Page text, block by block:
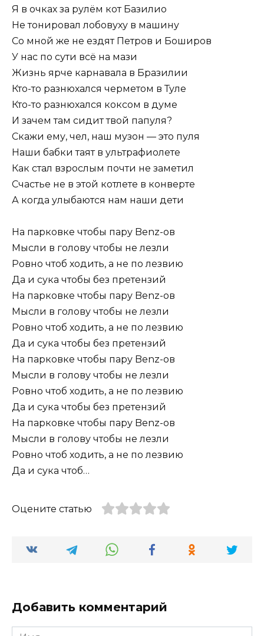
Я в очках за рулём кот Базилио
Не тонировал лобовуху в машину
Со мной же не ездят Петров и Боширов
У нас по сути всё на мази
Жизнь ярче карнавала в Бразилии
Кто-то разнюхался черметом в Туле
Кто-то разнюхался коксом в думе
И зачем там сидит твой папуля?
Скажи ему, чел, наш музон — это пуля
Наши бабки таят в ультрафиолете
Как стал взрослым почти не заметил
Счастье не в этой котлете в конверте
А когда улыбаются нам наши дети
На парковке чтобы пару Benz-ов
Мысли в голову чтобы не лезли
Ровно чтоб ходить, а не по лезвию
Да и сука чтобы без претензий
На парковке чтобы пару Benz-ов
Мысли в голову чтобы не лезли
Ровно чтоб ходить, а не по лезвию
Да и сука чтобы без претензий
На парковке чтобы пару Benz-ов
Мысли в голову чтобы не лезли
Ровно чтоб ходить, а не по лезвию
Да и сука чтобы без претензий
На парковке чтобы пару Benz-ов
Мысли в голову чтобы не лезли
Ровно чтоб ходить, а не по лезвию
Да и сука чтоб…
Оцените статью
Добавить комментарий
Имя